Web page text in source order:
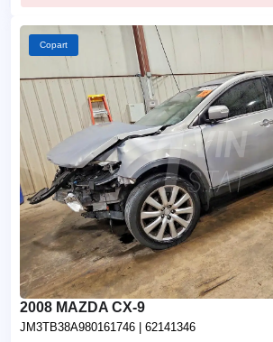
Copart
2008 MAZDA CX-9
JM3TB38A980161746 | 62141346